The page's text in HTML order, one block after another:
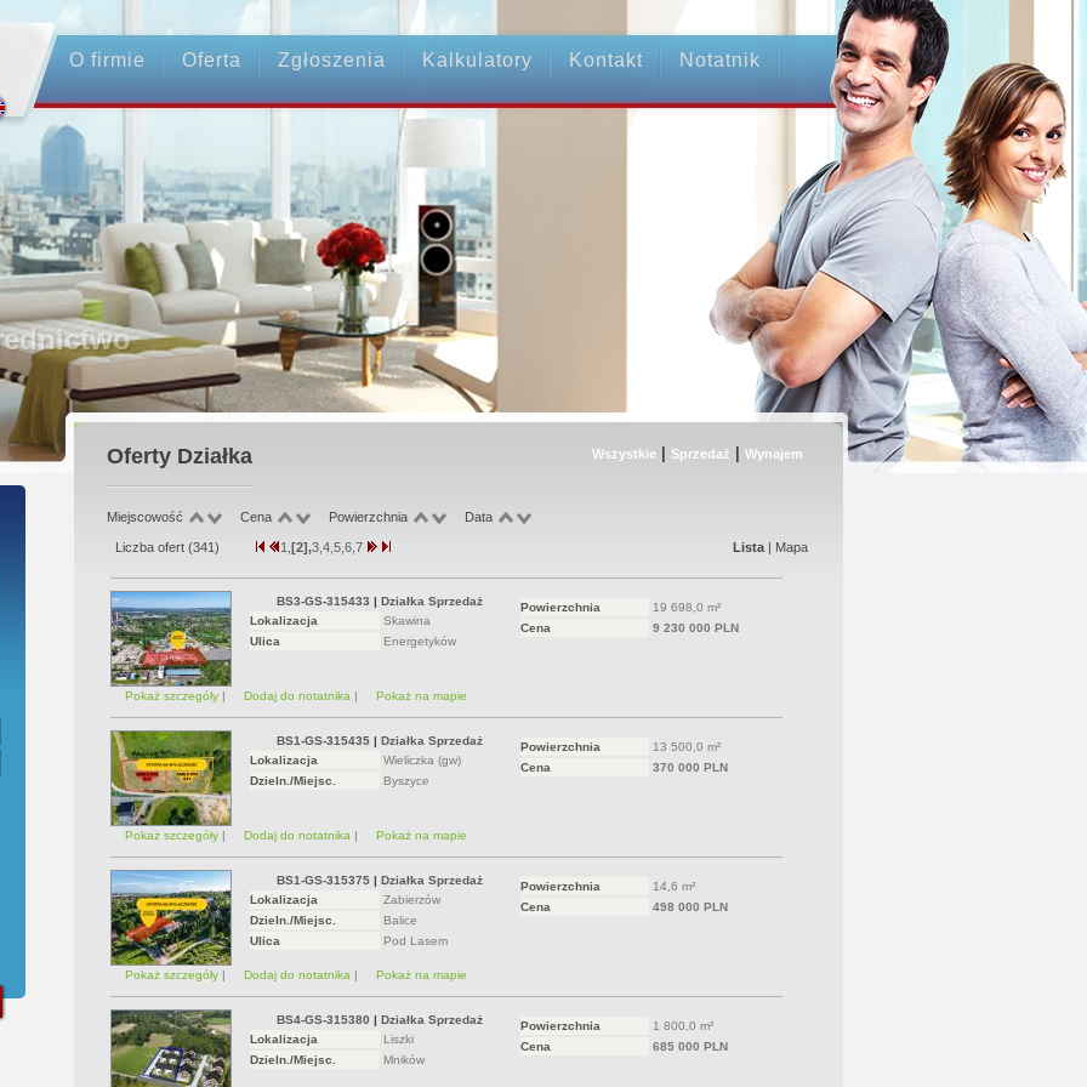
O firmie Oferta Zgłoszenia Kalkulatory Kontakt Notatnik
Pośrednictwo
Transakcji - Ubezpieczenie OC
Pośrednicy
Zwrotu Zadatku
- Przedwstępna Umowa Notarialna
OfertyDziałka Wszystkie| Sprzedaż Wynajem
Miejscowość Cena Powierzchnia Data
Liczba ofert (341) 1, [2],3, 4, 5, 6, 7 Lista| Mapa
BS3-GS-315433 | Działka Sprzedaż
Lokalizacja
Skawina
Ulica
Energetyków
Powierzchnia
19 698,0 m²
Cena
9 230 000 PLN
Pokaż szczegóły | Dodaj do notatnika | Pokaż na mapie
BS1-GS-315435 | Działka Sprzedaż
Lokalizacja
Wieliczka (gw)
Dzieln./Miejsc.
Byszyce
Powierzchnia
13 500,0 m²
Cena
370 000 PLN
Pokaż szczegóły | Dodaj do notatnika | Pokaż na mapie
BS1-GS-315375 | Działka Sprzedaż
Lokalizacja
Zabierzów
Dzieln./Miejsc.
Balice
Ulica
Pod Lasem
Powierzchnia
14,6 m²
Cena
498 000 PLN
Pokaż szczegóły | Dodaj do notatnika | Pokaż na mapie
BS4-GS-315380 | Działka Sprzedaż
Lokalizacja
Liszki
Dzieln./Miejsc.
Mników
Powierzchnia
1 800,0 m²
Cena
685 000 PLN